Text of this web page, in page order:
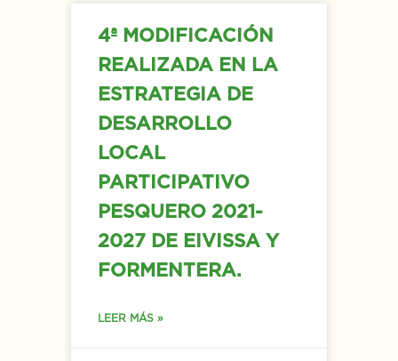
4ª MODIFICACIÓN
REALIZADA EN LA
ESTRATEGIA DE
DESARROLLO
LOCAL
PARTICIPATIVO
PESQUERO 2021-
2027 DE EIVISSA Y
FORMENTERA.
LEER MÁS »